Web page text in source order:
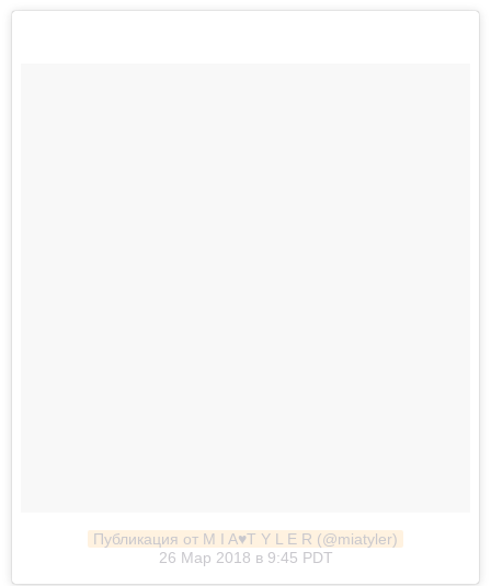
Публикация от M I A♥️T Y L E R (@miatyler)
26 Мар 2018 в 9:45 PDT